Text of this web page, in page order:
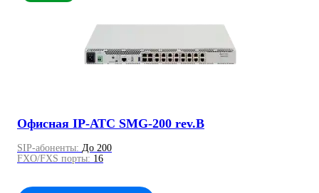
Офисная IP-АТС SMG-200 rev.B
SIP-абоненты: До 200
FXO/FXS порты: 16